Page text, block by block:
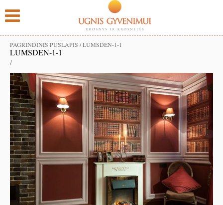
PAGRINDINIS PUSLAPIS /LUMSDEN-1-1
LUMSDEN-1-1
/